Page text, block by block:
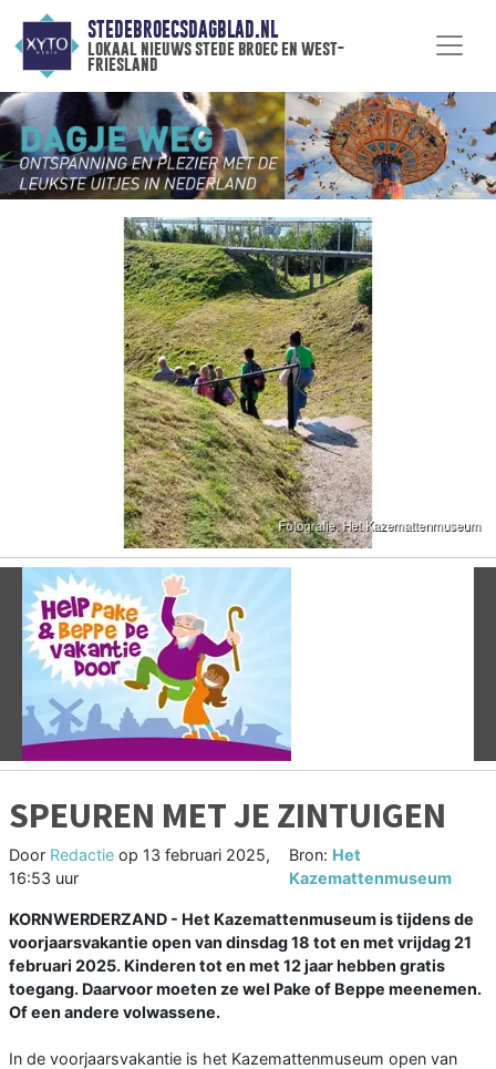
STEDEBROECSDAGBLAD.NL
lokaal nieuws stede broec en west-
friesland
Vorige
SPEUREN MET JE ZINTUIGEN
Door Redactie op 13 februari 2025,
16:53 uur
Bron: Het
Kazemattenmuseum
KORNWERDERZAND - Het Kazemattenmuseum is tijdens de
voorjaarsvakantie open van dinsdag 18 tot en met vrijdag 21
februari 2025. Kinderen tot en met 12 jaar hebben gratis
toegang. Daarvoor moeten ze wel Pake of Beppe meenemen.
Of een andere volwassene.
In de voorjaarsvakantie is het Kazemattenmuseum open van